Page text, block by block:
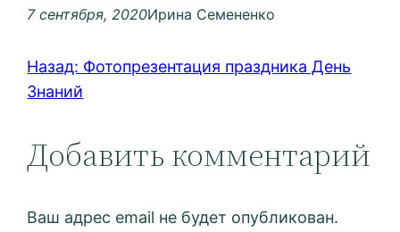
7 сентября, 2020Ирина Семененко
Назад: Фотопрезентация праздника День
Знаний
Добавить комментарий
Ваш адрес email не будет опубликован.